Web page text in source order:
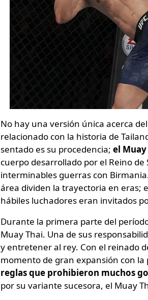
No hay una versión única acerca
relacionado con la historia de
sentado es su procedencia; el
cuerpo desarrollado por el Reino
interminables guerras con
área dividen la trayectoria en eras;
hábiles luchadores eran invitados
Durante la primera parte del
Muay Thai. Una de sus
y entretener al rey. Con el reinado
momento de gran expansión con
reglas que prohibieron muchos
por su variante sucesora, el Muay